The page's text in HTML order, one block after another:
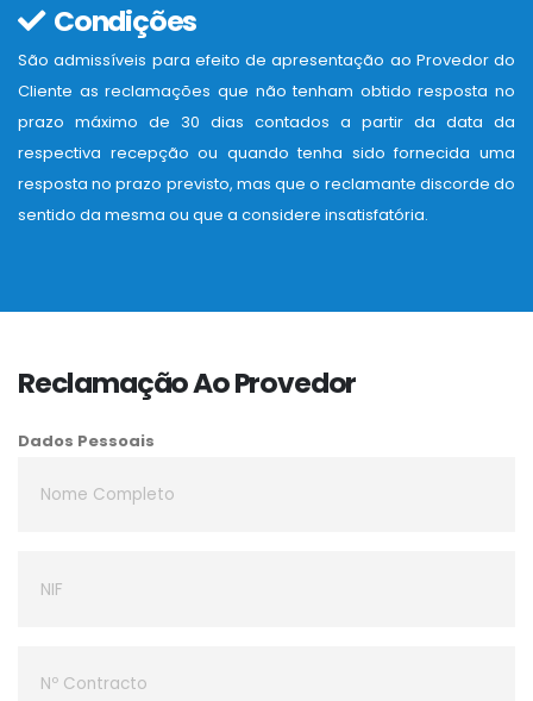
Condições
São admissíveis para efeito de apresentação ao Provedor do
Cliente as reclamações que não tenham obtido resposta no
prazo máximo de 30 dias contados a partir da data da
respectiva recepção ou quando tenha sido fornecida uma
resposta no prazo previsto, mas que o reclamante discorde do
sentido da mesma ou que a considere insatisfatória.
Reclamação Ao Provedor
Dados Pessoais